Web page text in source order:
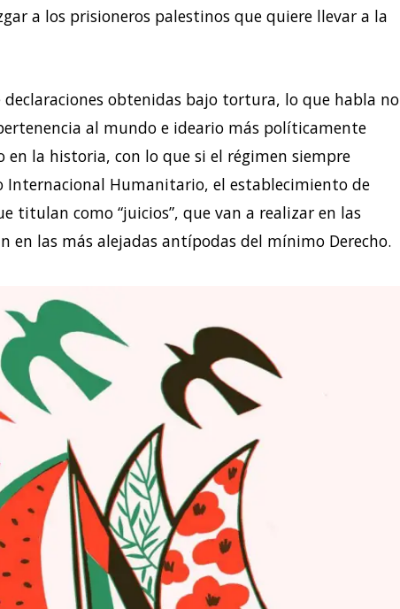
a los prisioneros palestinos que quiere llevar a la
declaraciones obtenidas bajo tortura, lo que habla no
al mundo e ideario más políticamente
en la historia, con lo que si el régimen siempre
Internacional Humanitario, el establecimiento de
titulan como “juicios”, que van a realizar en las
en las más alejadas antípodas del mínimo Derecho.